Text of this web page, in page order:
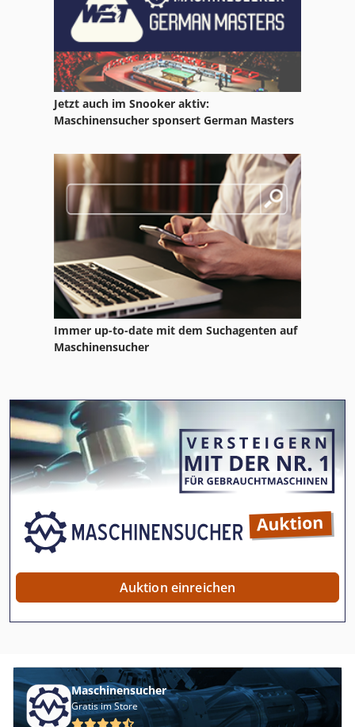
Jetzt auch im Snooker aktiv:
Maschinensucher sponsert German Masters
Immer up-to-date mit dem Suchagenten auf
Maschinensucher
Auktion einreichen
Maschinensucher
Gratis im Store